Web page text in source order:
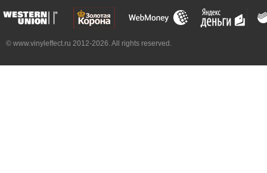
© www.vinyleffect.ru 2012-2026. All rights reserved.